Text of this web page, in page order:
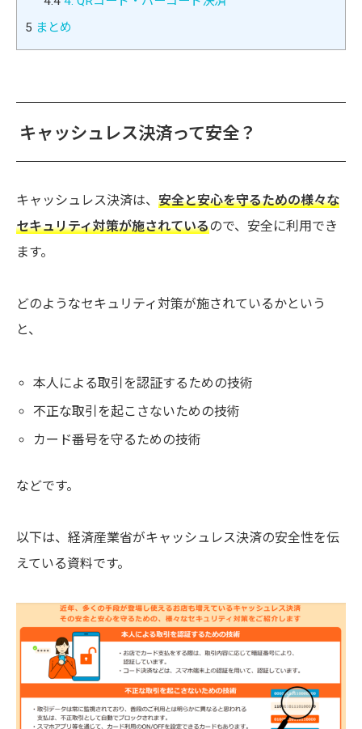
5 まとめ
キャッシュレス決済って安全？
キャッシュレス決済は、 安全と安心を守るための様々な
セキュリティ対策が施されているので、安全に利用でき
ます。
どのようなセキュリティ対策が施されているかという
と、
本人による取引を認証するための技術
不正な取引を起こさないための技術
カード番号を守るための技術
などです。
以下は、経済産業省がキャッシュレス決済の安全性を伝
えている資料です。